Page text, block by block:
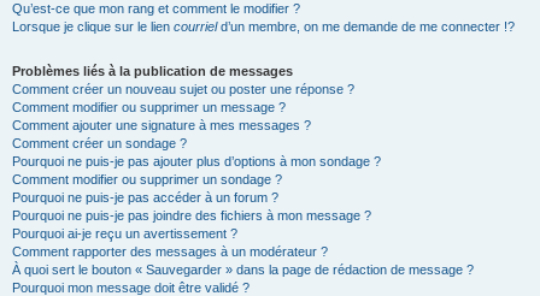
Qu’est-ce que mon rang et comment le modifier ?
Lorsque je clique sur le lien courrield’un membre, on me demande de me connecter !?
Problèmes liés à la publication de messages
Comment créer un nouveau sujet ou poster une réponse ?
Comment modifier ou supprimer un message ?
Comment ajouter une signature à mes messages ?
Comment créer un sondage ?
Pourquoi ne puis-je pas ajouter plus d’options à mon sondage ?
Comment modifier ou supprimer un sondage ?
Pourquoi ne puis-je pas accéder à un forum ?
Pourquoi ne puis-je pas joindre des fichiers à mon message ?
Pourquoi ai-je reçu un avertissement ?
Comment rapporter des messages à un modérateur ?
À quoi sert le bouton « Sauvegarder » dans la page de rédaction de message ?
Pourquoi mon message doit être validé ?